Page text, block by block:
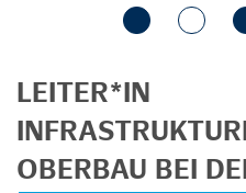
LEITER*IN
OBERBAU BEI